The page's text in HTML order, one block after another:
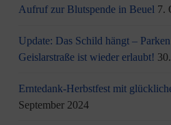
Aufruf zur Blutspende in Beuel 7.
Update: Das Schild hängt –
Geislarstraße ist wieder erlaubt!
Erntedank-Herbstfest mit
September 2024